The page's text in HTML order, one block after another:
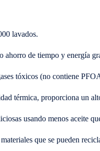
lavados.
ahorro de tiempo y energía
tóxicos (no contiene
térmica, proporciona un
usando menos aceite
que se pueden